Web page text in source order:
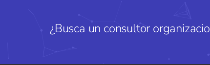
¿Busca un consultor